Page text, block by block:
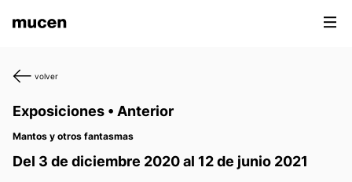
volver
Exposiciones • Anterior
Mantos y otros fantasmas
Del 3 de diciembre 2020 al 12 de junio 2021